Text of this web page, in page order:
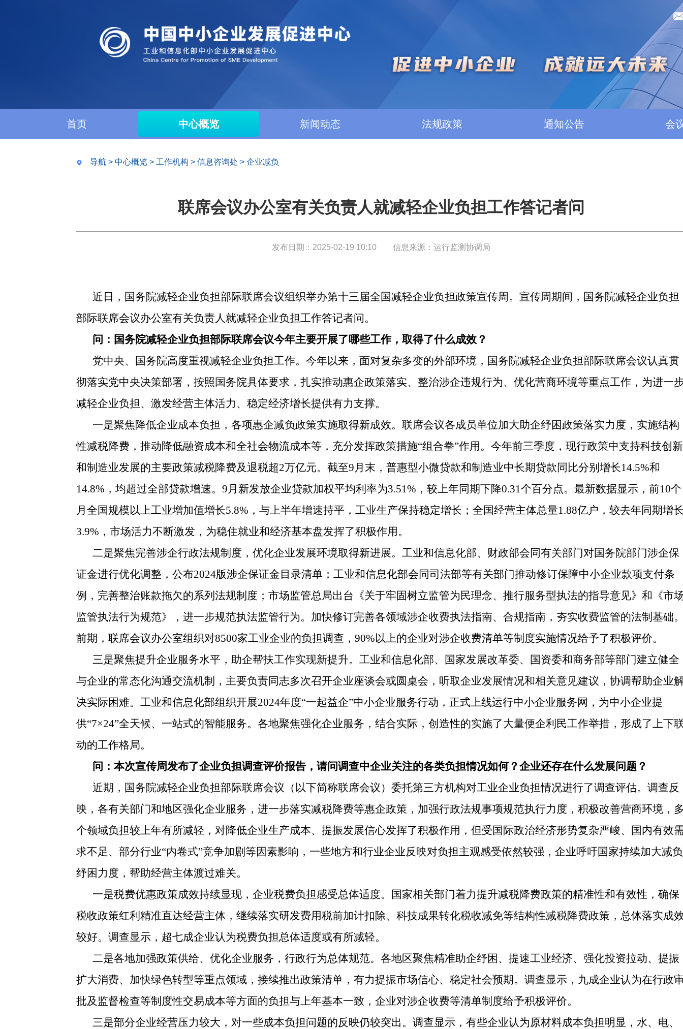
首页 中心概览 新闻动态 法规政策 通知公告 会
导航 > 中心概览 > 工作机构 > 信息咨询处 > 企业减负
联席会议办公室有关负责人就减轻企业负担工作答记者问
发布日期：2025-02-19 10:10 信息来源：运行监测协调局
近日，国务院减轻企业负担部际联席会议组织举办第十三届全国减轻企业负担政策宣传周。宣传周期间，国务院减轻企业负担
部际联席会议办公室有关负责人就减轻企业负担工作答记者问。
问：国务院减轻企业负担部际联席会议今年主要开展了哪些工作，取得了什么成效？
党中央、国务院高度重视减轻企业负担工作。今年以来，面对复杂多变的外部环境，国务院减轻企业负担部际联席会议认真贯
彻落实党中央决策部署，按照国务院具体要求，扎实推动惠企政策落实、整治涉企违规行为、优化营商环境等重点工作，为进一
减轻企业负担、激发经营主体活力、稳定经济增长提供有力支撑。
一是聚焦降低企业成本负担，各项惠企减负政策实施取得新成效。联席会议各成员单位加大助企纾困政策落实力度，实施结构
性减税降费，推动降低融资成本和全社会物流成本等，充分发挥政策措施“组合拳”作用。今年前三季度，现行政策中支持科技创新
和制造业发展的主要政策减税降费及退税超2万亿元。截至9月末，普惠型小微贷款和制造业中长期贷款同比分别增长14.5%和
14.8%，均超过全部贷款增速。9月新发放企业贷款加权平均利率为3.51%，较上年同期下降0.31个百分点。最新数据显示，前10个
月全国规模以上工业增加值增长5.8%，与上半年增速持平，工业生产保持稳定增长；全国经营主体总量1.88亿户，较去年同期增
3.9%，市场活力不断激发，为稳住就业和经济基本盘发挥了积极作用。
二是聚焦完善涉企行政法规制度，优化企业发展环境取得新进展。工业和信息化部、财政部会同有关部门对国务院部门涉企保
证金进行优化调整，公布2024版涉企保证金目录清单；工业和信息化部会同司法部等有关部门推动修订保障中小企业款项支付条
例，完善整治账款拖欠的系列法规制度；市场监管总局出台《关于牢固树立监管为民理念、推行服务型执法的指导意见》和《市
监管执法行为规范》，进一步规范执法监管行为。加快修订完善各领域涉企收费执法指南、合规指南，夯实收费监管的法制基础
前期，联席会议办公室组织对8500家工业企业的负担调查，90%以上的企业对涉企收费清单等制度实施情况给予了积极评价。
三是聚焦提升企业服务水平，助企帮扶工作实现新提升。工业和信息化部、国家发展改革委、国资委和商务部等部门建立健全
与企业的常态化沟通交流机制，主要负责同志多次召开企业座谈会或圆桌会，听取企业发展情况和相关意见建议，协调帮助企业
决实际困难。工业和信息化部组织开展2024年度“一起益企”中小企业服务行动，正式上线运行中小企业服务网，为中小企业提
供“7×24”全天候、一站式的智能服务。各地聚焦强化企业服务，结合实际，创造性的实施了大量便企利民工作举措，形成了上下
动的工作格局。
问：本次宣传周发布了企业负担调查评价报告，请问调查中企业关注的各类负担情况如何？企业还存在什么发展问题？
近期，国务院减轻企业负担部际联席会议（以下简称联席会议）委托第三方机构对工业企业负担情况进行了调查评估。调查反
映，各有关部门和地区强化企业服务，进一步落实减税降费等惠企政策，加强行政法规事项规范执行力度，积极改善营商环境，
个领域负担较上年有所减轻，对降低企业生产成本、提振发展信心发挥了积极作用，但受国际政治经济形势复杂严峻、国内有效
求不足、部分行业“内卷式”竞争加剧等因素影响，一些地方和行业企业反映对负担主观感受依然较强，企业呼吁国家持续加大减负
纾困力度，帮助经营主体渡过难关。
一是税费优惠政策成效持续显现，企业税费负担感受总体适度。国家相关部门着力提升减税降费政策的精准性和有效性，确保
税收政策红利精准直达经营主体，继续落实研发费用税前加计扣除、科技成果转化税收减免等结构性减税降费政策，总体落实成
较好。调查显示，超七成企业认为税费负担总体适度或有所减轻。
二是各地加强政策供给、优化企业服务，行政行为总体规范。各地区聚焦精准助企纾困、提速工业经济、强化投资拉动、提振
扩大消费、加快绿色转型等重点领域，接续推出政策清单，有力提振市场信心、稳定社会预期。调查显示，九成企业认为在行政
批及监督检查等制度性交易成本等方面的负担与上年基本一致，企业对涉企收费等清单制度给予积极评价。
三是部分企业经营压力较大，对一些成本负担问题的反映仍较突出。调查显示，有些企业认为原材料成本负担明显，水、电、